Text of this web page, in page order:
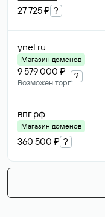
27 725 ₽ ?
ynel.ru
Магазин доменов
9 579 000 ₽
Возможен торг
?
впг.рф
Магазин доменов
360 500 ₽ ?